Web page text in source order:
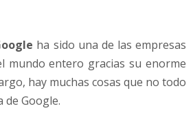
ha sido una de las empresas
mundo entero gracias su enorme
hay muchas cosas que no todo
de Google.